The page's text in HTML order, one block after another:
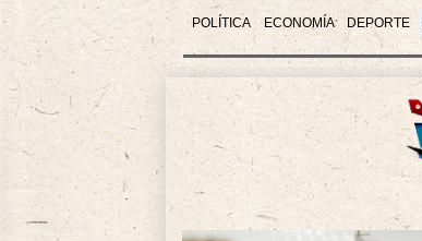
POLÍTICA ECONOMÍA DEPORTE